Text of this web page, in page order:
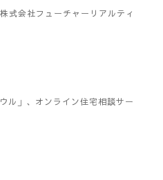
株式会社フューチャーリアルティ
ル」、オンライン住宅相談サー